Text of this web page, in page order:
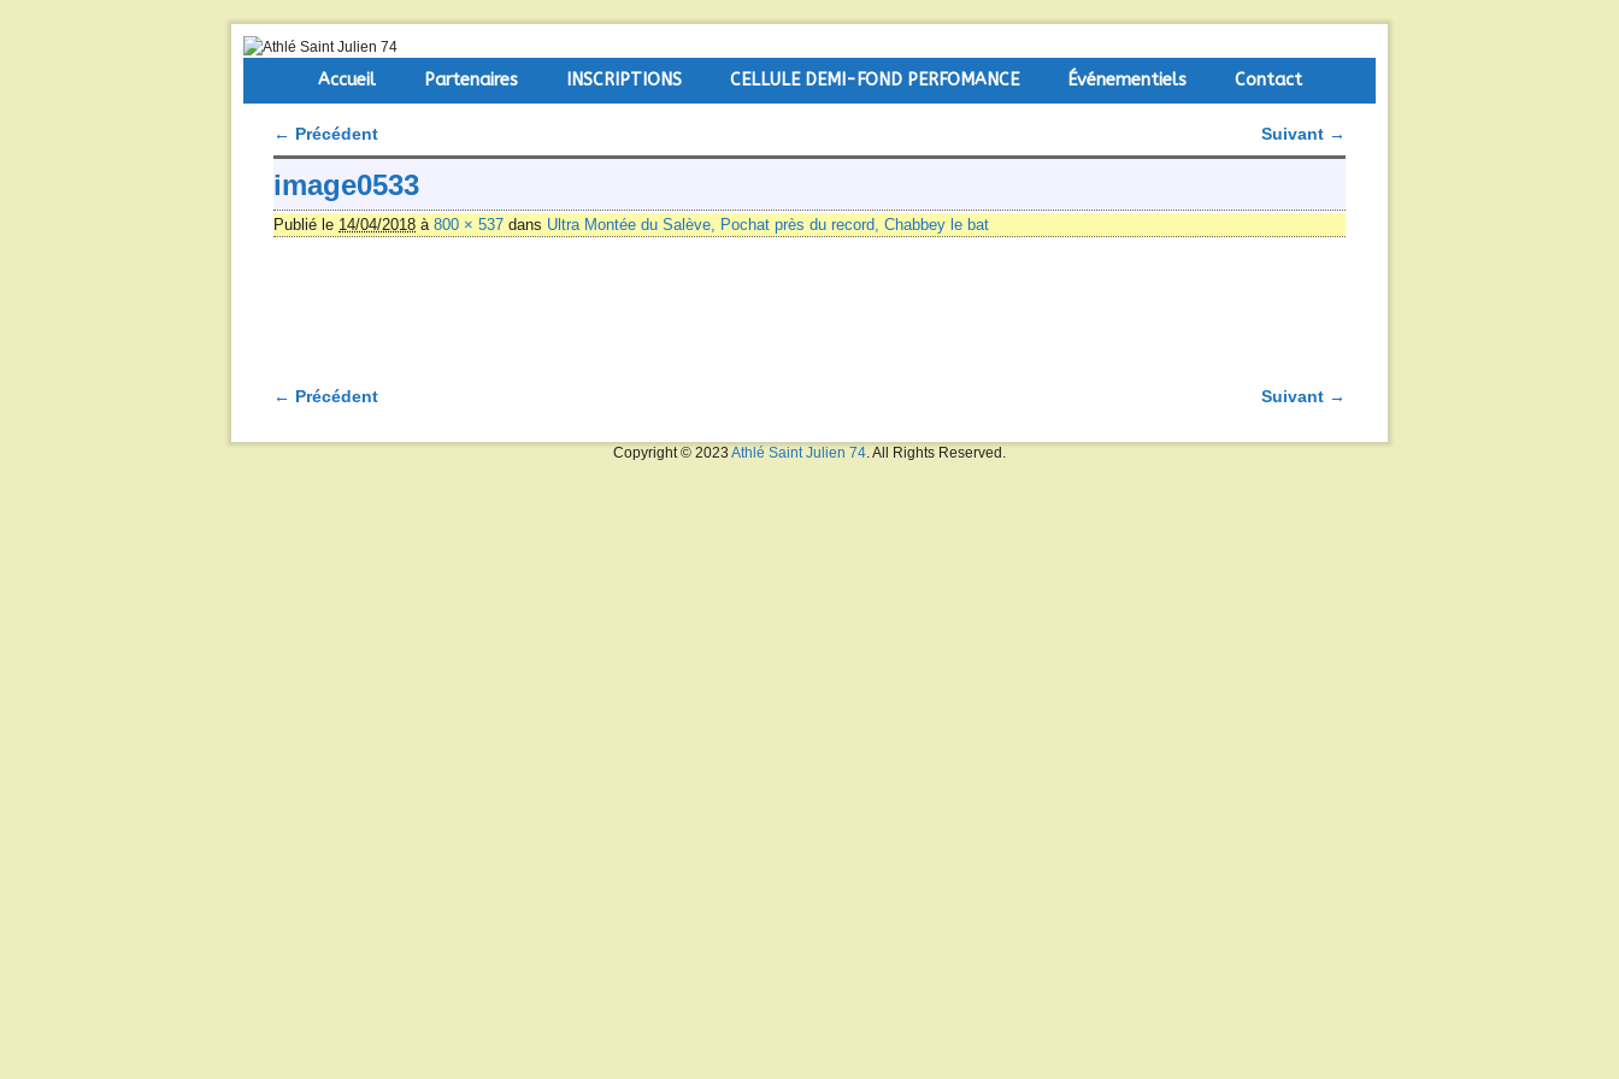
Skip to primary content
Aller au contenu secondaire
Accueil Partenaires INSCRIPTIONS CELLULE DEMI-FOND PERFOMANCE Événementiels Contact
Navigation des images
← Précédent Suivant →
image0533
Publié le 14/04/2018 à 800 × 537 dans Ultra Montée du Salève, Pochat près du record, Chabbey le bat
Navigation des images
← Précédent Suivant →
Copyright © 2023 Athlé Saint Julien 74 . All Rights Reserved.